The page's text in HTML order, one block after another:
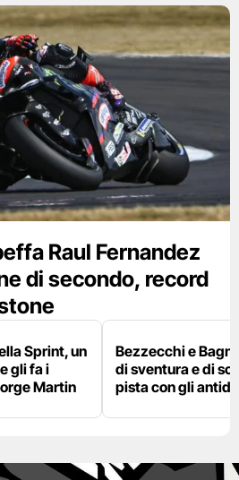
Raul Fernandez
di secondo, record
Sprint, un
gli fa i
Martin
Bezzecchi e
di sventura e di
pista con gli